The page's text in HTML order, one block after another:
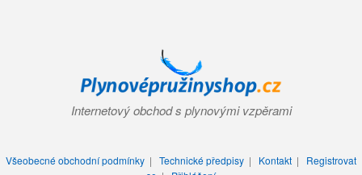
Internetový obchod s plynovými vzpěrami
Všeobecné obchodní podmínky | Technické předpisy | Kontakt | Registrovat